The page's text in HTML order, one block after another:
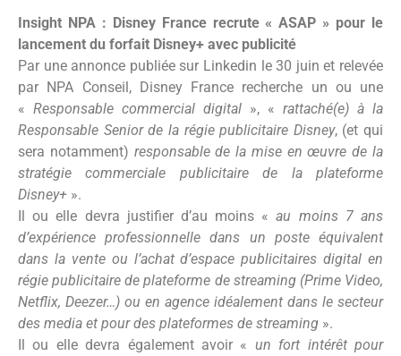
Insight NPA : Disney France recrute « ASAP » pour le
lancement du forfait Disney+ avec publicité
Par une annonce publiée sur Linkedin le 30 juin et relevée
par NPA Conseil, Disney France recherche un ou une
« Responsable commercial digital », « rattaché(e) à la
Responsable Senior de la régie publicitaire Disney, (et qui
sera notamment) responsable de la mise en œuvre de la
stratégie commerciale publicitaire de la plateforme
Disney+ ».
Il ou elle devra justifier d’au moins «au moins 7 ans
d’expérience professionnelle dans un poste équivalent
dans la vente ou l’achat d’espace publicitaires digital en
régie publicitaire de plateforme de streaming (Prime Video,
Netflix, Deezer…) ou en agence idéalement dans le secteur
des media et pour des plateformes de streaming ».
Il ou elle devra également avoir « un fort intérêt pour